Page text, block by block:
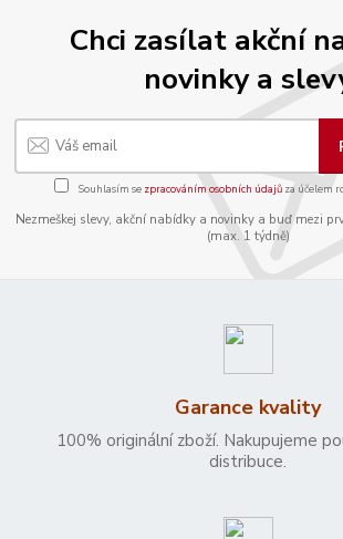
Chci zasílat akční
novinky a
Souhlasím se zpracováním osobních údajůza účelem
Nezmeškej slevy, akční nabídky a novinky a buď mezi
(max. 1 týdně)
Garance kvality
100% originální zboží. Nakupujeme
distribuce.